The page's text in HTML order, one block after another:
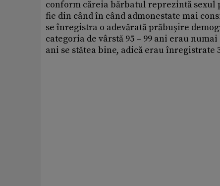
conform căreia bărbatul reprezintă sexul
fie din când în când admonestate mai
se înregistra o adevărată prăbușire
categoria de vârstă 95 – 99 ani erau
ani se stătea bine, adică erau înregistrate